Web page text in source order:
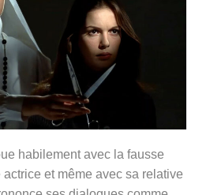
habilement avec la fausse
et même avec sa relative